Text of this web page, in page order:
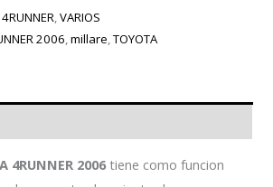
,VARIOS
2006 ,millare ,TOYOTA
4RUNNER 2006tiene como funcion